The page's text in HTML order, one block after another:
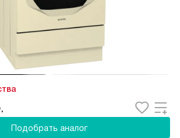
Подобрать аналог